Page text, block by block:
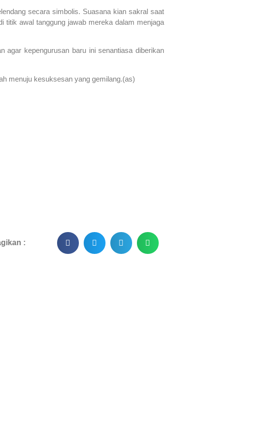
secara simbolis. Suasana kian sakral saat
titik awal tanggung jawab mereka dalam menjaga
agar kepengurusan baru ini senantiasa diberikan
menuju kesuksesan yang gemilang.(as)
: